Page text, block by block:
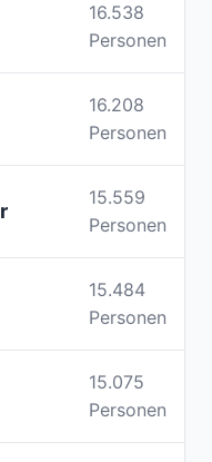
16.538
Personen
16.208
Personen
15.559
Personen
15.484
Personen
15.075
Personen